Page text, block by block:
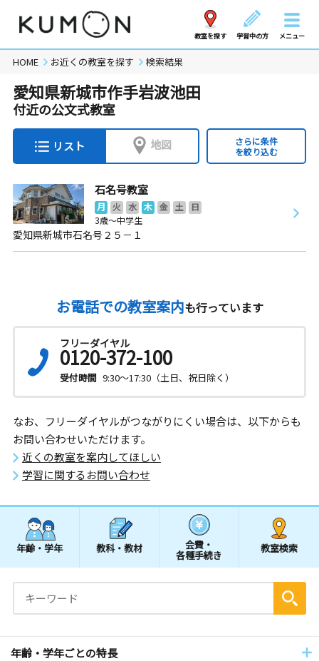
教室を探す 学習中の方 メニュー
HOME お近くの教室を探す 検索結果
愛知県新城市作手岩波池田
付近の公文式教室
リスト 地図
さらに条件
を絞り込む
石名号教室
月 火 水 木 金 土
日
3歳～中学生
愛知県新城市石名号２５－１
お電話での教室案内も行っています
フリーダイヤル
0120-372-100
受付時間 9:30～17:30（土日、祝日除く）
なお、フリーダイヤルがつながりにくい場合は、以下からも
お問い合わせいただけます。
近くの教室を案内してほしい
学習に関するお問い合わせ
年齢・学年 教科・教材 会費・
各種手続き
教室検索
年齢・学年ごとの特長